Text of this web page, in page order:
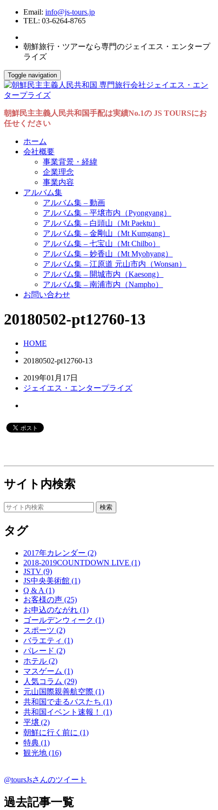
Email: info@js-tours.jp
TEL: 03-6264-8765
朝鮮旅行・ツアーなら専門のジェイエス・エンタープ
ライズ
Toggle navigation
朝鮮民主主義人民共和国手配は実績No.1の JS TOURSにお
任せください
ホーム
会社概要
事業背景・経緯
企業理念
事業内容
アルバム集
アルバム集 – 動画
アルバム集 – 平壌市内（Pyongyang）
アルバム集 – 白頭山（Mt Paektu）
アルバム集 – 金剛山（Mt Kumgang）
アルバム集 – 七宝山（Mt Chilbo）
アルバム集 – 妙香山（Mt Myohyang）
アルバム集 – 江原道 元山市内（Wonsan）
アルバム集 – 開城市内（Kaesong）
アルバム集 – 南浦市内（Nampho）
お問い合わせ
20180502-pt12760-13
HOME
20180502-pt12760-13
2019年01月17日
ジェイエス・エンタープライズ
サイト内検索
タグ
2017年カレンダー (2)
2018-2019COUNTDOWN LIVE (1)
JSTV (9)
JS中央美術館 (1)
Q & A (1)
お客様の声 (25)
お申込のながれ (1)
ゴールデンウィーク (1)
スポーツ (2)
バラエティ (1)
パレード (2)
ホテル (2)
マスゲーム (1)
人気コラム (29)
元山国際親善航空際 (1)
共和国で走るバスたち (1)
共和国イベント速報！ (1)
平壌 (2)
朝鮮に行く前に (1)
特典 (1)
観光地 (16)
@toursJsさんのツイート
過去記事一覧